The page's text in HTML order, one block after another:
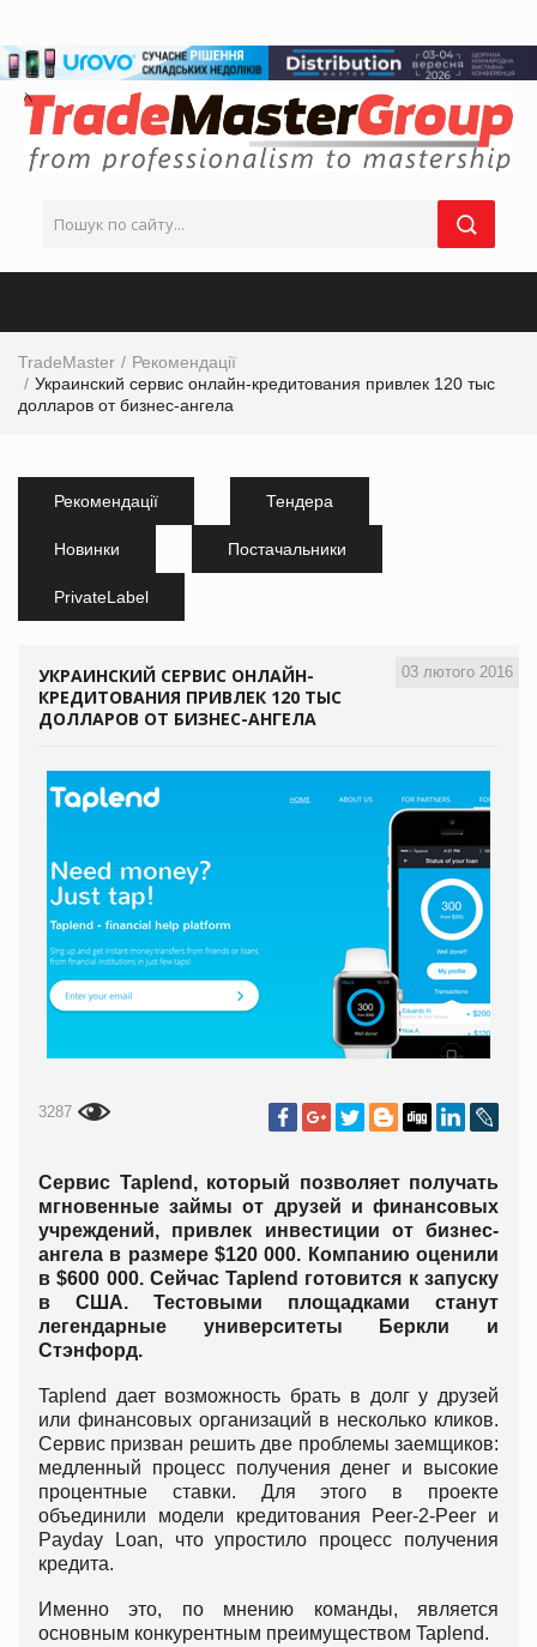
TradeMaster
Рекомендації
Украинский сервис онлайн-кредитования привлек 120 тыс
долларов от бизнес-ангела
Рекомендації Тендера
Новинки Постачальники
PrivateLabel
03 лютого 2016
УКРАИНСКИЙ СЕРВИС ОНЛАЙН-
КРЕДИТОВАНИЯ ПРИВЛЕК 120 ТЫС
ДОЛЛАРОВ ОТ БИЗНЕС-АНГЕЛА
3287
Сервис Taplend, который позволяет получать
мгновенные займы от друзей и финансовых
учреждений, привлек инвестиции от бизнес-
ангела в размере $120 000. Компанию оценили
в $600 000. Сейчас Taplend готовится к запуску
в США. Тестовыми площадками станут
легендарные университеты Беркли и
Стэнфорд.
Taplend дает возможность брать в долг у друзей
или финансовых организаций в несколько кликов.
Сервис призван решить две проблемы заемщиков:
медленный процесс получения денег и высокие
процентные ставки. Для этого в проекте
объединили модели кредитования Peer-2-Peer и
Payday Loan, что упростило процесс получения
кредита.
Именно это, по мнению команды, является
основным конкурентным преимуществом Taplend.